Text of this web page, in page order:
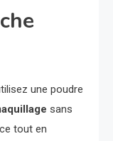
une poudre
sans
tout en